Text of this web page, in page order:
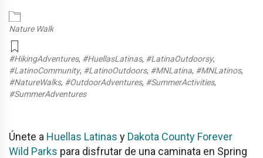
Nature Walk
#HikingAdventures, #HuellasLatinas, #LatinaOutdoorsy,
#LatinoCommunity, #LatinoOutdoors, #MNLatina, #MNLatinos,
#NatureWalks, #OutdoorAdventures, #SummerActivities,
#SummerAdventures
Únete a Huellas Latinas y Dakota County Forever
Wild Parks para disfrutar de una caminata en Spring